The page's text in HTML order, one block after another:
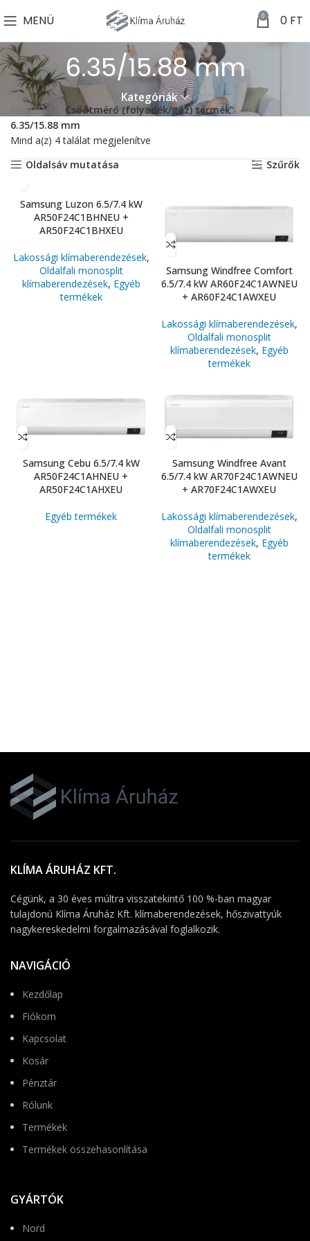
MENÜ 0 0 FT
6.35/15.88 mm
Kategóriák
Kezdőlap
Csőátmérő (folyadék/gáz) termék
6.35/15.88 mm
Mind a(z) 4 találat megjelenítve
Oldalsáv mutatása
Szűrők
Samsung Luzon 6.5/7.4 kW
AR50F24C1BHNEU +
AR50F24C1BHXEU
Lakossági klímaberendezések,
Oldalfali monosplit
klímaberendezések, Egyéb
termékek
Samsung Windfree Comfort
6.5/7.4 kW AR60F24C1AWNEU
+ AR60F24C1AWXEU
Lakossági klímaberendezések,
Oldalfali monosplit
klímaberendezések, Egyéb
termékek
Samsung Cebu 6.5/7.4 kW
AR50F24C1AHNEU +
AR50F24C1AHXEU
Egyéb termékek
Samsung Windfree Avant
6.5/7.4 kW AR70F24C1AWNEU
+ AR70F24C1AWXEU
Lakossági klímaberendezések,
Oldalfali monosplit
klímaberendezések, Egyéb
termékek
KLÍMA ÁRUHÁZ KFT.
Cégünk, a 30 éves múltra visszatekintő 100 %-ban magyar
tulajdonú Klíma Áruház Kft. klímaberendezések, hőszivattyúk
nagykereskedelmi forgalmazásával foglalkozik.
NAVIGÁCIÓ
Kezdőlap
Fiókom
Kapcsolat
Kosár
Pénztár
Rólunk
Termékek
Termékek összehasonlítása
GYÁRTÓK
Nord